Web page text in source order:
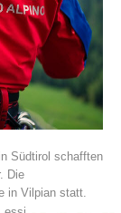
Südtirol schafften
Die
in Vilpian statt.